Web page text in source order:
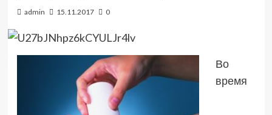
admin 15.11.2017 0
Во
время